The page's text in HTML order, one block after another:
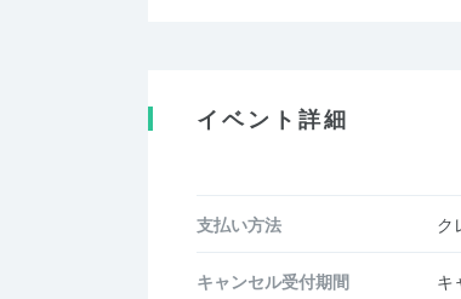
イベント詳細
支払い方法 ク
キャンセル受付期間 キ